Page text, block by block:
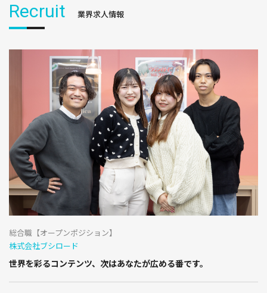
Recruit 業界求人情報
総合職【オープンポジション】
株式会社ブシロード
世界を彩るコンテンツ、次はあなたが広める番です。